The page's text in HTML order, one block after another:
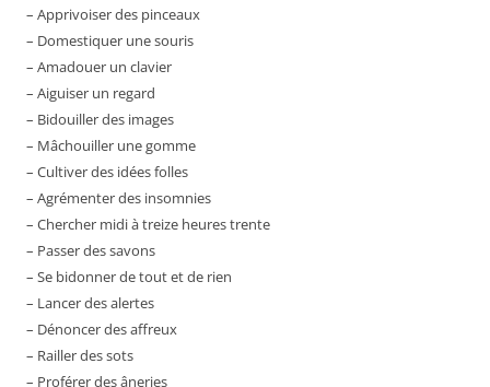
– Apprivoiser des pinceaux
– Domestiquer une souris
– Amadouer un clavier
– Aiguiser un regard
– Bidouiller des images
– Mâchouiller une gomme
– Cultiver des idées folles
– Agrémenter des insomnies
– Chercher midi à treize heures trente
– Passer des savons
– Se bidonner de tout et de rien
– Lancer des alertes
– Dénoncer des affreux
– Railler des sots
– Proférer des âneries